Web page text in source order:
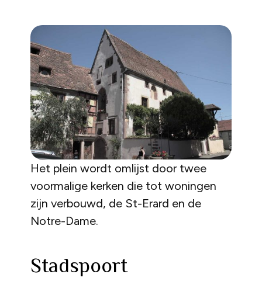
Het plein wordt omlijst door twee
voormalige kerken die tot woningen
zijn verbouwd, de St-Erard en de
Notre-Dame.
Stadspoort